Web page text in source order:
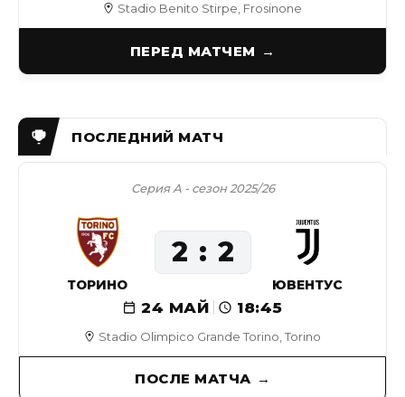
Stadio Benito Stirpe, Frosinone
ПЕРЕД МАТЧЕМ
Stadio Olimpico Grande Torino, Torino
Серия А - сезон 2025/26
24 МАЙ 18:45
ТОРИНО
2 2
ЮВЕНТУС
ПОСЛЕ МАТЧА